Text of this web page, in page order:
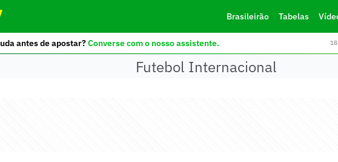
Brasileirão Tabelas
antes de apostar?Converse com o nosso assistente.
Futebol Internacional